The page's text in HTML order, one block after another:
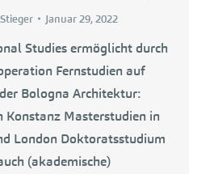
Januar 29, 2022
Studies ermöglicht durch
Fernstudien auf
Bologna Architektur:
Konstanz Masterstudien in
London Doktoratsstudium
(akademische)